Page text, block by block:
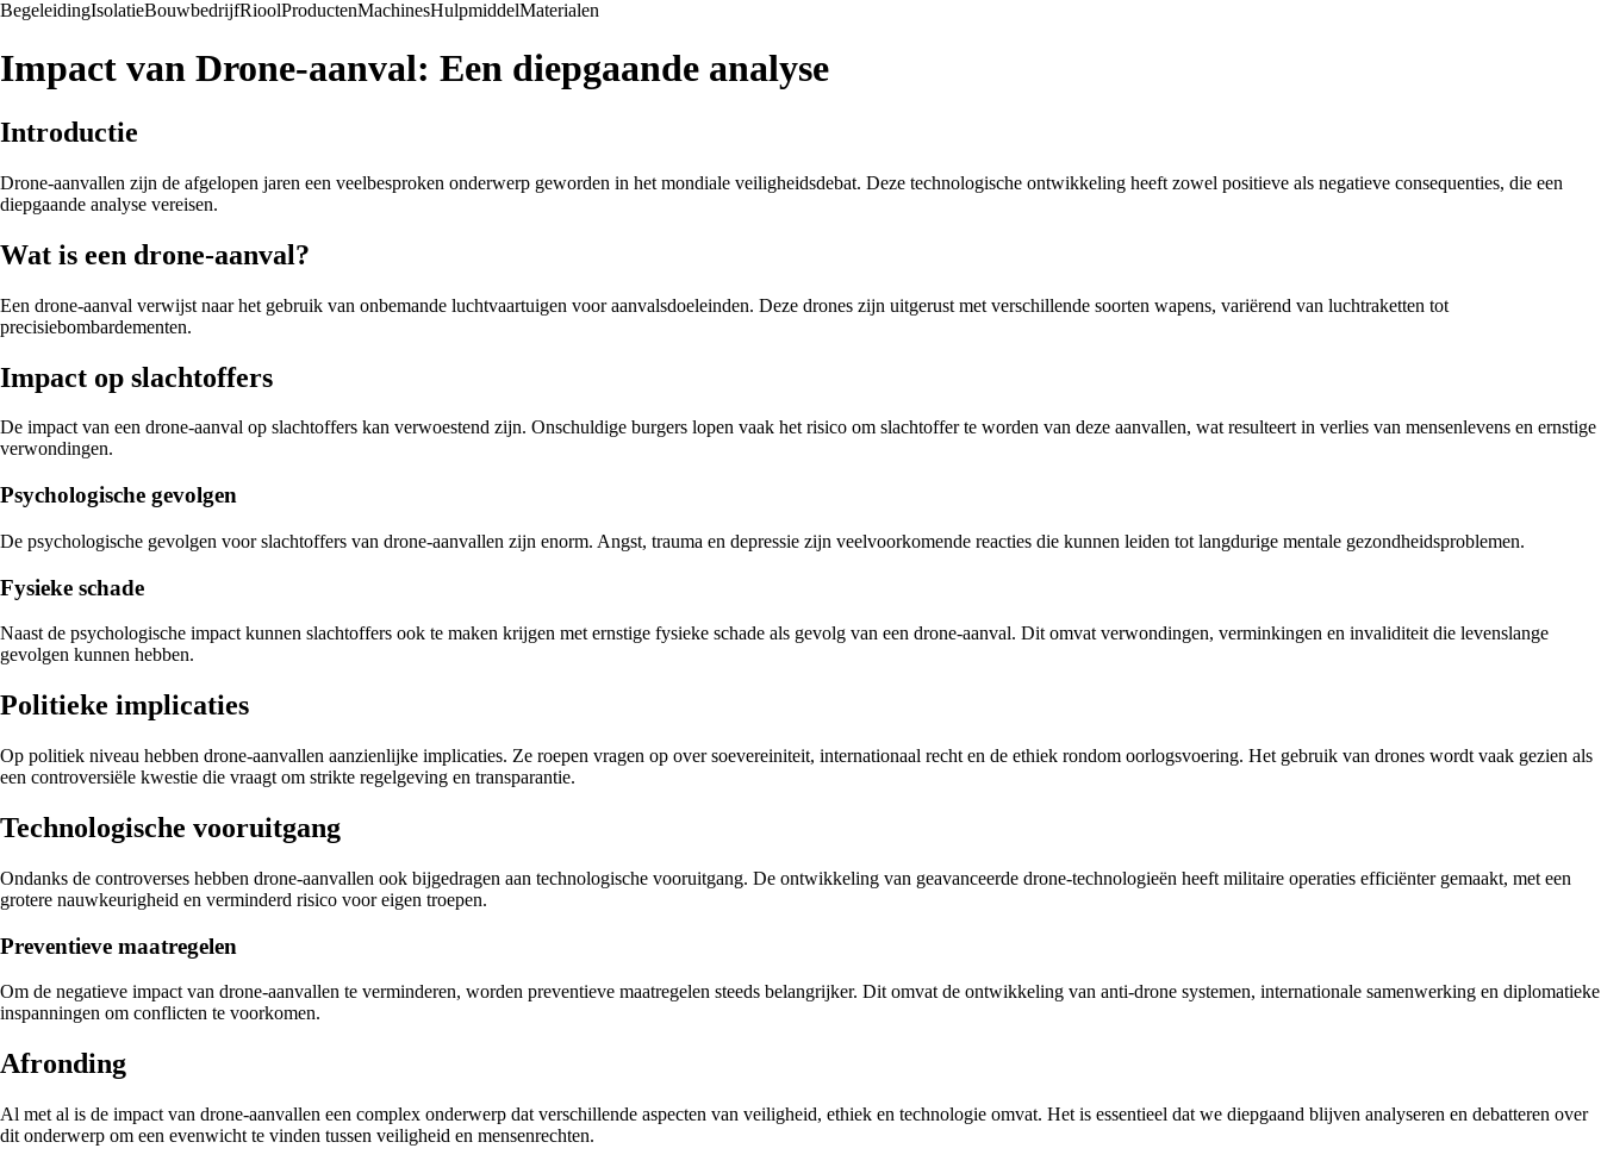
BegeleidingIsolatieBouwbedrijfRioolProductenMachinesHulpmiddelMaterialen
Impact van Drone-aanval: Een diepgaande analyse
Introductie
Drone-aanvallen zijn de afgelopen jaren een veelbesproken onderwerp geworden in het mondiale veiligheidsdebat. Deze technologische ontwikkeling heeft zowel positieve als negatieve consequenties, die een
diepgaande analyse vereisen.
Wat is een drone-aanval?
Een drone-aanval verwijst naar het gebruik van onbemande luchtvaartuigen voor aanvalsdoeleinden. Deze drones zijn uitgerust met verschillende soorten wapens, variërend van luchtraketten tot
precisiebombardementen.
Impact op slachtoffers
De impact van een drone-aanval op slachtoffers kan verwoestend zijn. Onschuldige burgers lopen vaak het risico om slachtoffer te worden van deze aanvallen, wat resulteert in verlies van mensenlevens en ernstige
verwondingen.
Psychologische gevolgen
De psychologische gevolgen voor slachtoffers van drone-aanvallen zijn enorm. Angst, trauma en depressie zijn veelvoorkomende reacties die kunnen leiden tot langdurige mentale gezondheidsproblemen.
Fysieke schade
Naast de psychologische impact kunnen slachtoffers ook te maken krijgen met ernstige fysieke schade als gevolg van een drone-aanval. Dit omvat verwondingen, verminkingen en invaliditeit die levenslange
gevolgen kunnen hebben.
Politieke implicaties
Op politiek niveau hebben drone-aanvallen aanzienlijke implicaties. Ze roepen vragen op over soevereiniteit, internationaal recht en de ethiek rondom oorlogsvoering. Het gebruik van drones wordt vaak gezien als
een controversiële kwestie die vraagt om strikte regelgeving en transparantie.
Technologische vooruitgang
Ondanks de controverses hebben drone-aanvallen ook bijgedragen aan technologische vooruitgang. De ontwikkeling van geavanceerde drone-technologieën heeft militaire operaties efficiënter gemaakt, met een
grotere nauwkeurigheid en verminderd risico voor eigen troepen.
Preventieve maatregelen
Om de negatieve impact van drone-aanvallen te verminderen, worden preventieve maatregelen steeds belangrijker. Dit omvat de ontwikkeling van anti-drone systemen, internationale samenwerking en diplomatieke
inspanningen om conflicten te voorkomen.
Afronding
Al met al is de impact van drone-aanvallen een complex onderwerp dat verschillende aspecten van veiligheid, ethiek en technologie omvat. Het is essentieel dat we diepgaand blijven analyseren en debatteren over
dit onderwerp om een evenwicht te vinden tussen veiligheid en mensenrechten.